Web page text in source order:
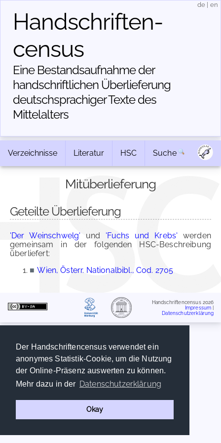
Der Handschriftencensus verwendet ein
anonymes Statistik-Cookie, um die Nutzung
der Online-Präsenz auswerten zu können.
Mehr dazu in der Datenschutzerklärung
Okay
Handschriften­
census
Eine Bestandsaufnahme der
handschriftlichen Über­lieferung
deutschsprachiger Texte des
Mittelalters
de en
Verzeichnisse Literatur HSC Suche
Mitüberlieferung
Geteilte Überlieferung
'Der Weinschwelg' und 'Fuchs und Krebs' werden
gemeinsam in der folgenden HSC-Beschreibung
überliefert:
■ Wien, Österr. Nationalbibl., Cod. 2705
Handschriftencensus 2026
Impressum
Datenschutzerklärung